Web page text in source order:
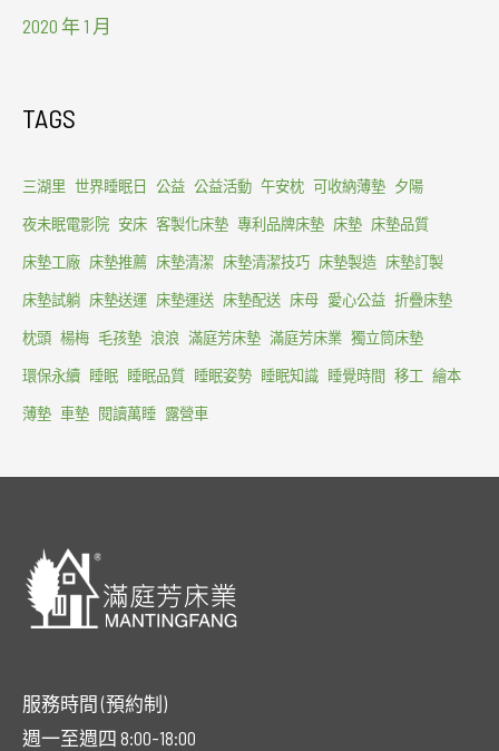
2020 年 1 月
TAGS
三湖里 世界睡眠日 公益 公益活動 午安枕 可收納薄墊 夕陽
夜未眠電影院 安床 客製化床墊 專利品牌床墊 床墊 床墊品質
床墊工廠 床墊推薦 床墊清潔 床墊清潔技巧 床墊製造 床墊訂製
床墊試躺 床墊送運 床墊運送 床墊配送 床母 愛心公益 折疊床墊
枕頭 楊梅 毛孩墊 浪浪 滿庭芳床墊 滿庭芳床業 獨立筒床墊
環保永續 睡眠 睡眠品質 睡眠姿勢 睡眠知識 睡覺時間 移工 繪本
薄墊 車墊 閱讀萬睡 露營車
服務時間 (預約制)
週一至週四 8:00-18:00